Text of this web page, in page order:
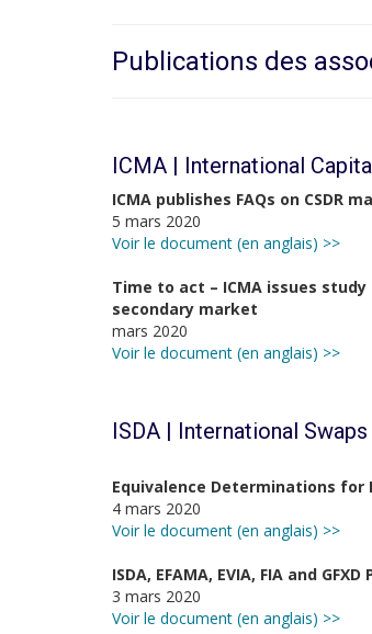
Publications des
ICMA | International
ICMA publishes FAQs on CSDR
5 mars 2020
Voir le document (en anglais) >>
Time to act – ICMA issues
secondary market
mars 2020
Voir le document (en anglais) >>
ISDA | International
Equivalence Determinations for
4 mars 2020
Voir le document (en anglais) >>
ISDA, EFAMA, EVIA, FIA and
3 mars 2020
Voir le document (en anglais) >>